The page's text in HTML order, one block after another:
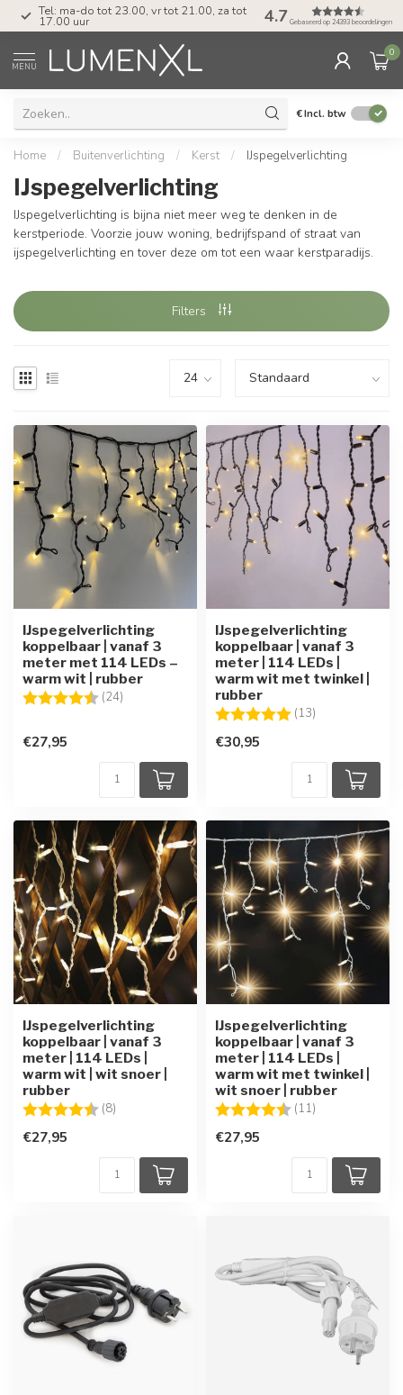
Tel: ma-do tot 23.00, vr tot 21.00, za tot
17.00 uur 4.7 Gebaseerd op 24393 beoordelingen
MENU
0
€Incl. btw
Home / Buitenverlichting / Kerst / IJspegelverlichting
IJspegelverlichting
IJspegelverlichting is bijna niet meer weg te denken in de
kerstperiode. Voorzie jouw woning, bedrijfspand of straat van
ijspegelverlichting en tover deze om tot een waar kerstparadijs.
Filters
IJspegelverlichting
koppelbaar | vanaf 3
meter met 114 LEDs –
warm wit | rubber
Beoordeling: (24)
€27,95
IJspegelverlichting
koppelbaar | vanaf 3
meter | 114 LEDs |
warm wit met twinkel |
rubber
Beoordeling: (13)
€30,95
IJspegelverlichting
koppelbaar | vanaf 3
meter | 114 LEDs |
warm wit | wit snoer |
rubber
Beoordeling: (8)
€27,95
IJspegelverlichting
koppelbaar | vanaf 3
meter | 114 LEDs |
warm wit met twinkel |
wit snoer | rubber
Beoordeling: (11)
€27,95